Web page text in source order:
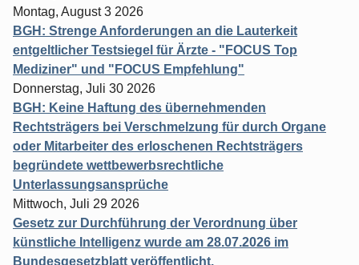
Montag, August 3 2026
BGH: Strenge Anforderungen an die Lauterkeit
entgeltlicher Testsiegel für Ärzte - "FOCUS Top
Mediziner" und "FOCUS Empfehlung"
Donnerstag, Juli 30 2026
BGH: Keine Haftung des übernehmenden
Rechtsträgers bei Verschmelzung für durch Organe
oder Mitarbeiter des erloschenen Rechtsträgers
begründete wettbewerbsrechtliche
Unterlassungsansprüche
Mittwoch, Juli 29 2026
Gesetz zur Durchführung der Verordnung über
künstliche Intelligenz wurde am 28.07.2026 im
Bundesgesetzblatt veröffentlicht.